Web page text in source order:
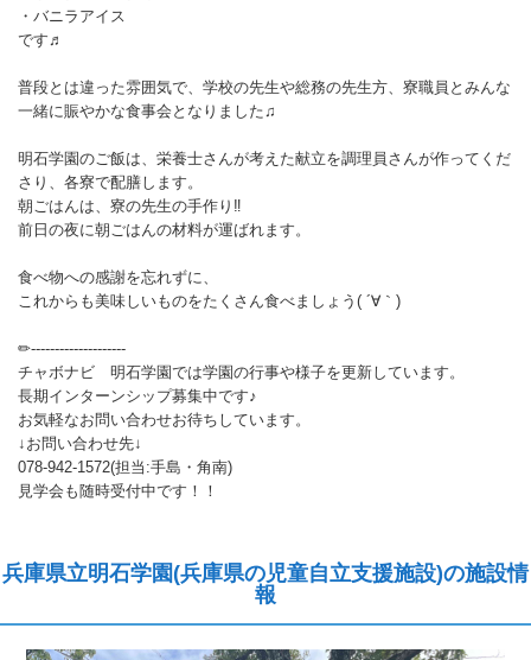
・バニラアイス
です♬
普段とは違った雰囲気で、学校の先生や総務の先生方、寮職員とみんな
一緒に賑やかな食事会となりました♫
明石学園のご飯は、栄養士さんが考えた献立を調理員さんが作ってくだ
さり、各寮で配膳します。
朝ごはんは、寮の先生の手作り‼️
前日の夜に朝ごはんの材料が運ばれます。
食べ物への感謝を忘れずに、
これからも美味しいものをたくさん食べましょう( ´∀｀)
✏︎--------------------
チャボナビ 明石学園では学園の行事や様子を更新しています。
長期インターンシップ募集中です♪
お気軽なお問い合わせお待ちしています。
↓お問い合わせ先↓
078-942-1572(担当:手島・角南)
見学会も随時受付中です！！
兵庫県立明石学園(兵庫県の児童自立支援施設)の施設情
報